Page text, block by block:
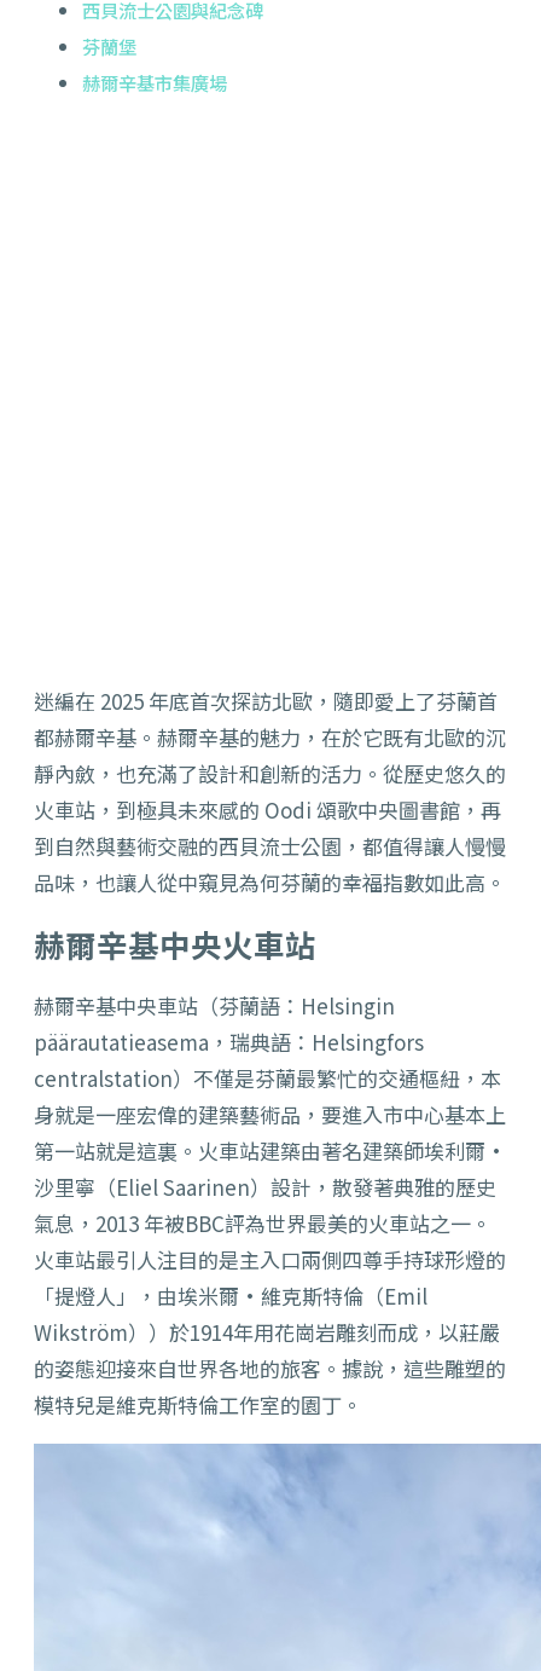
西貝流士公園與紀念碑
芬蘭堡
赫爾辛基市集廣場
迷編在 2025 年底首次探訪北歐，隨即愛上了芬蘭首
都赫爾辛基。赫爾辛基的魅力，在於它既有北歐的沉
靜內斂，也充滿了設計和創新的活力。從歷史悠久的
火車站，到極具未來感的 Oodi 頌歌中央圖書館，再
到自然與藝術交融的西貝流士公園，都值得讓人慢慢
品味，也讓人從中窺見為何芬蘭的幸福指數如此高。
赫爾辛基中央火車站
赫爾辛基中央車站（芬蘭語：Helsingin
päärautatieasema，瑞典語：Helsingfors
centralstation）不僅是芬蘭最繁忙的交通樞紐，本
身就是一座宏偉的建築藝術品，要進入市中心基本上
第一站就是這裏。火車站建築由著名建築師埃利爾·
沙里寧（Eliel Saarinen）設計，散發著典雅的歷史
氣息， 2013 年被BBC評為世界最美的火車站之一。
火車站最引人注目的是主入口兩側四尊手持球形燈的
「提燈人」，由埃米爾·維克斯特倫（Emil
Wikström））於1914年用花崗岩雕刻而成，以莊嚴
的姿態迎接來自世界各地的旅客。據說，這些雕塑的
模特兒是維克斯特倫工作室的園丁。